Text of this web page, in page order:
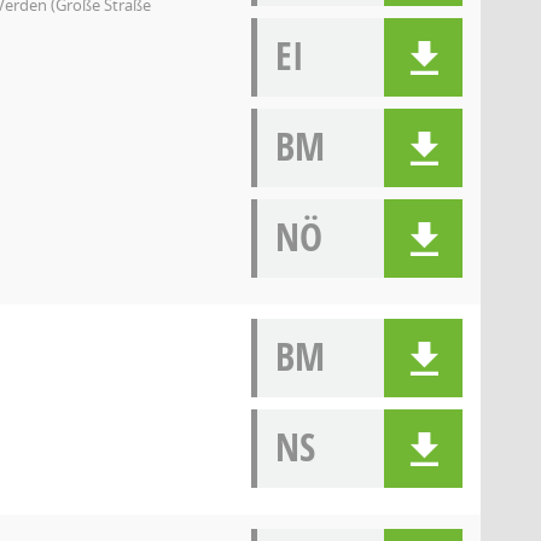
(Große Straße
EI
BM
NÖ
BM
NS